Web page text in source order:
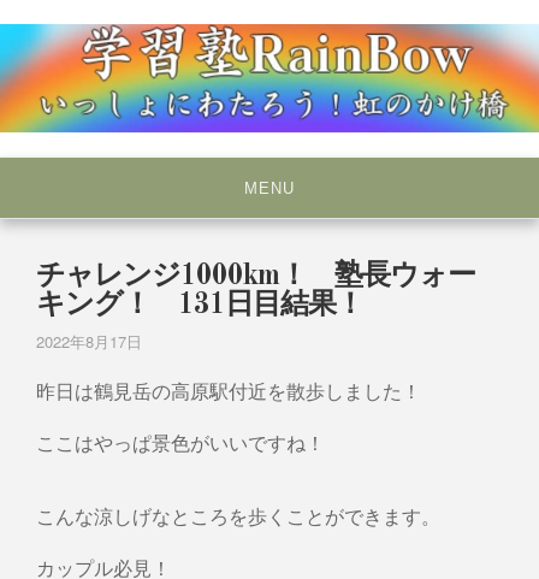
to
content
学習塾RainBow
MENU
チャレンジ1000km！ 塾長ウォー
キング！ 131日目結果！
2022年8月17日
昨日は鶴見岳の高原駅付近を散歩しました！
ここはやっぱ景色がいいですね！
こんな涼しげなところを歩くことができます。
カップル必見！